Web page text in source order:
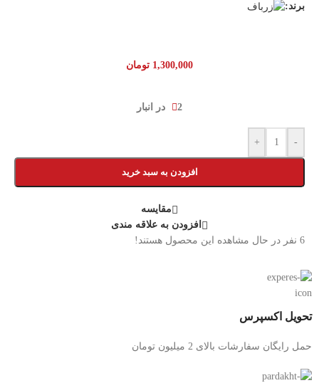
برند:
1,300,000 تومان
2 در انبار
-
+
افزودن به سبد خرید
مقایسه
افزودن به علاقه مندی
6 نفر در حال مشاهده این محصول هستند!
تحویل اکسپرس
حمل رایگان سفارشات بالای 2 میلیون تومان